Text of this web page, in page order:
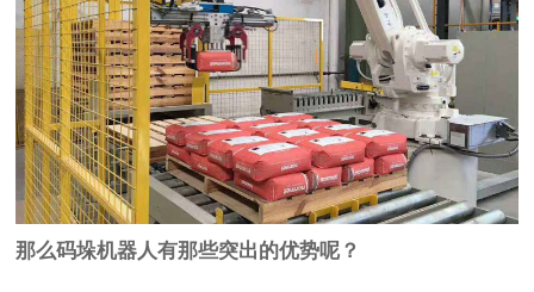
那么码垛机器人有那些突出的优势呢？